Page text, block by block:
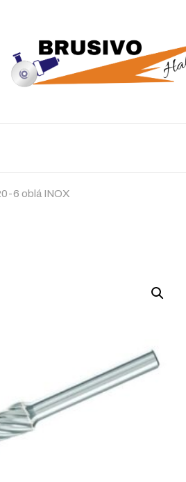
6 oblá INOX